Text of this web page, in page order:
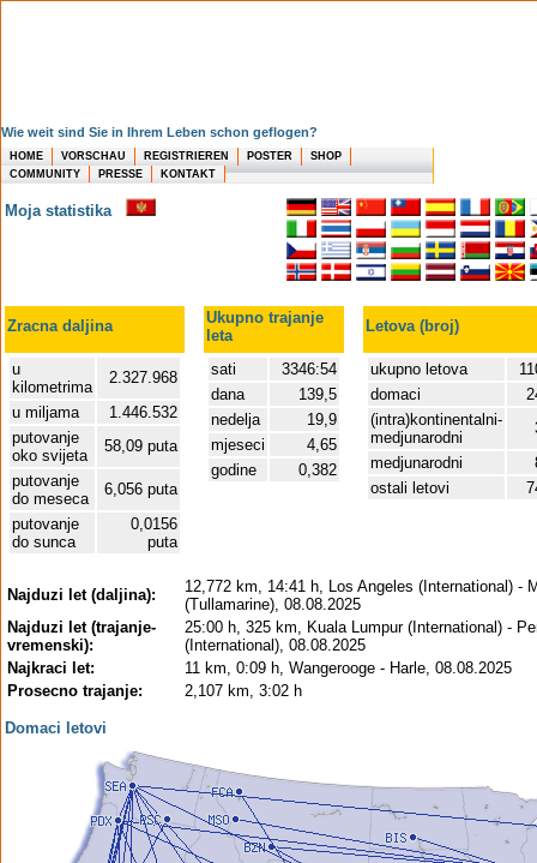
Wie weit sind Sie in Ihrem Leben schon geflogen?
HOME VORSCHAU REGISTRIEREN POSTER
SHOP
COMMUNITY
PRESSE KONTAKT
Moja statistika
Zracna daljina
Ukupno trajanje
leta
Letova (broj)
u
kilometrima
2.327.968
u miljama
1.446.532
putovanje
oko svijeta
58,09 puta
putovanje
do meseca
6,056 puta
putovanje
do sunca
0,0156
puta
sati
3346:54
dana
139,5
nedelja
19,9
mjeseci
4,65
godine
0,382
ukupno letova
domaci
(intra)kontinentalni-
medjunarodni
medjunarodni
ostali letovi
Najduzi let (daljina):
12,772 km, 14:41 h, Los Angeles (International) -
(Tullamarine), 08.08.2025
Najduzi let (trajanje-
vremenski):
25:00 h, 325 km, Kuala Lumpur (International) -
(International), 08.08.2025
Najkraci let:
11 km, 0:09 h, Wangerooge - Harle, 08.08.2025
Prosecno trajanje:
2,107 km, 3:02 h
Domaci letovi